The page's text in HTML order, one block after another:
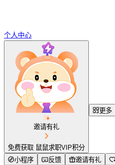
个人中心
邀请有礼
免费获取 鼠鼠求职VIP积分
更多
小程序 反馈 邀请有礼